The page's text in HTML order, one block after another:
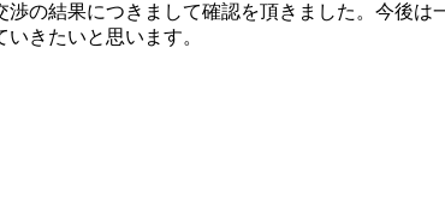
の結果につきまして確認を頂きました。今後
きたいと思います。